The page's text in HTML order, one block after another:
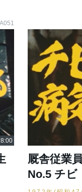
厩舎従業
No.5 チビ